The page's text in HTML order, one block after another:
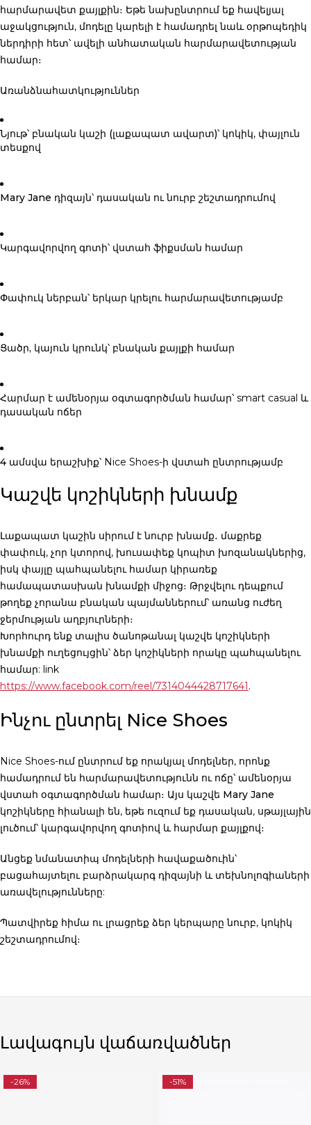
հարմարավետ քայլքին։ Եթե նախընտրում եք հավելյալ
աջակցություն, մոդելը կարելի է համադրել նաև օրթոպեդիկ
ներդիրի հետ՝ ավելի անհատական հարմարավետության
համար։
Առանձնահատկություններ
Նյութ՝ բնական կաշի (լաքապատ ավարտ)՝ կոկիկ, փայլուն
տեսքով
Mary Jane դիզայն՝ դասական ու նուրբ շեշտադրումով
Կարգավորվող գոտի՝ վստահ ֆիքսման համար
Փափուկ ներբան՝ երկար կրելու հարմարավետությամբ
Ցածր, կայուն կրունկ՝ բնական քայլքի համար
Հարմար է ամենօրյա օգտագործման համար՝ smart casual և
դասական ոճեր
4 ամսվա երաշխիք՝ Nice Shoes-ի վստահ ընտրությամբ
Կաշվե կոշիկների խնամք
Լաքապատ կաշին սիրում է նուրբ խնամք․ մաքրեք
փափուկ, չոր կտորով, խուսափեք կոպիտ խոզանակներից,
իսկ փայլը պահպանելու համար կիրառեք
համապատասխան խնամքի միջոց։ Թրջվելու դեպքում
թողեք չորանա բնական պայմաններում՝ առանց ուժեղ
ջերմության աղբյուրների։
Խորհուրդ ենք տալիս ծանոթանալ կաշվե կոշիկների
խնամքի ուղեցույցին՝ ձեր կոշիկների որակը պահպանելու
համար: link
https://www.facebook.com/reel/7314044428717641.
Ինչու ընտրել Nice Shoes
Nice Shoes-ում ընտրում եք որակյալ մոդելներ, որոնք
համադրում են հարմարավետությունն ու ոճը՝ ամենօրյա
վստահ օգտագործման համար։ Այս կաշվե Mary Jane
կոշիկները հիանալի են, եթե ուզում եք դասական, սթայլային
լուծում՝ կարգավորվող գոտիով և հարմար քայլքով։
Անցեք նմանատիպ մոդելների հավաքածուին՝
բացահայտելու բարձրակարգ դիզայնի և տեխնոլոգիաների
առավելությունները:
Պատվիրեք հիմա ու լրացրեք ձեր կերպարը նուրբ, կոկիկ
շեշտադրումով։
Լավագույն վաճառվածներ
-26% -51%